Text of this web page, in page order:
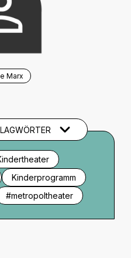
Kinderprogramm
#metropoltheater
Marx